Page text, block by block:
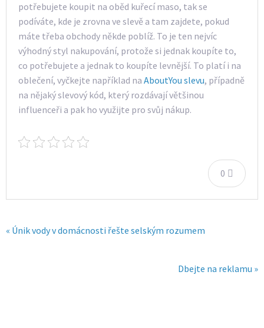
potřebujete koupit na oběd kuřecí maso, tak se
podíváte, kde je zrovna ve slevě a tam zajdete, pokud
máte třeba obchody někde poblíž. To je ten nejvíc
výhodný styl nakupování, protože si jednak koupíte to,
co potřebujete a jednak to koupíte levnější. To platí i na
oblečení, vyčkejte například na AboutYou slevu, případně
na nějaký slevový kód, který rozdávají většinou
influenceři a pak ho využijte pro svůj nákup.
0
« Únik vody v domácnosti řešte selským rozumem
Dbejte na reklamu »